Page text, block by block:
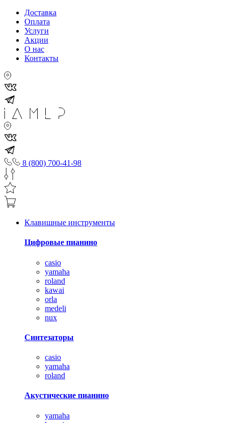
Доставка
Оплата
Услуги
Акции
О нас
Контакты
8 (800) 700-41-98
Клавишные инструменты
Цифровые пианино
casio
yamaha
roland
kawai
orla
medeli
nux
Синтезаторы
casio
yamaha
roland
Акустические пианино
yamaha